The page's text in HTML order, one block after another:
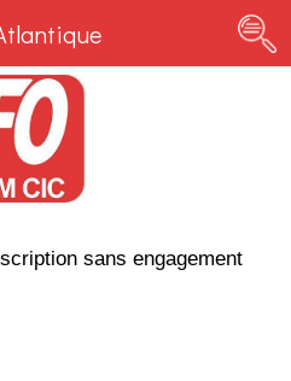
sans engagement